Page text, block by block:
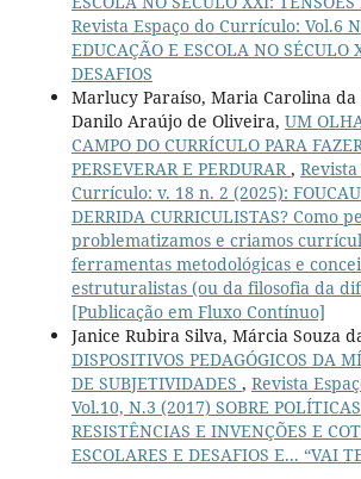
Revista Espaço do Currículo: Vol.6
EDUCAÇÃO E ESCOLA NO SÉCULO
DESAFIOS
Marlucy Paraíso, Maria Carolina da
Danilo Araújo de Oliveira, UM
CAMPO DO CURRÍCULO PARA
PERSEVERAR E PERDURAR ,
Currículo: v. 18 n. 2 (2025):
DERRIDA CURRICULISTAS? Como
problematizamos e criamos
ferramentas metodológicas e
estruturalistas (ou da filosofia da
[Publicação em Fluxo Contínuo]
Janice Rubira Silva, Márcia Souza
DISPOSITIVOS PEDAGÓGICOS DA
DE SUBJETIVIDADES , Revista
Vol.10, N.3 (2017) SOBRE
RESISTÊNCIAS E INVENÇÕES E
ESCOLARES E DESAFIOS E... “VAI